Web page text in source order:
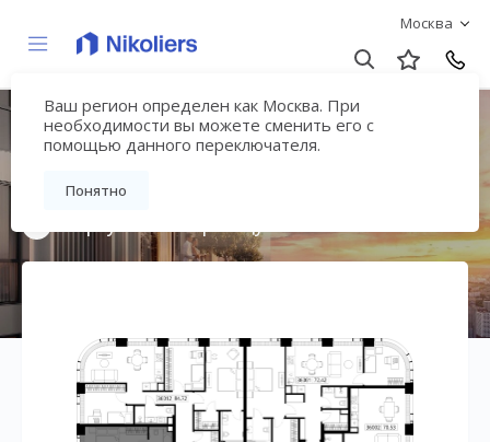
Москва
Ваш регион определен как Москва. При
необходимости вы можете сменить его с
помощью данного переключателя.
Понятно
Мультиквартал
«ВЕЕР»